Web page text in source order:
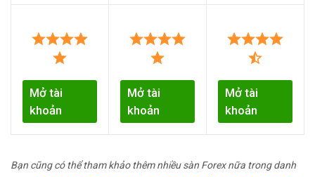
Mở tài
khoản
Mở tài
khoản
Mở tài
khoản
Bạn cũng có thể tham khảo thêm nhiều sàn Forex nữa trong danh